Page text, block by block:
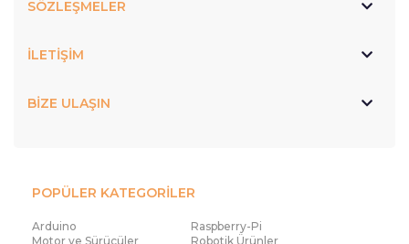
SÖZLEŞMELER
İLETİŞİM
BİZE ULAŞIN
POPÜLER KATEGORİLER
Arduino
Raspberry-Pi
Motor ve Sürücüler
Robotik Ürünler